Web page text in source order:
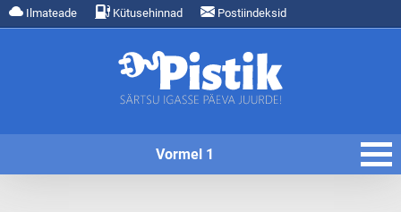
Ilmateade Kütusehinnad Postiindeksid
Vormel 1